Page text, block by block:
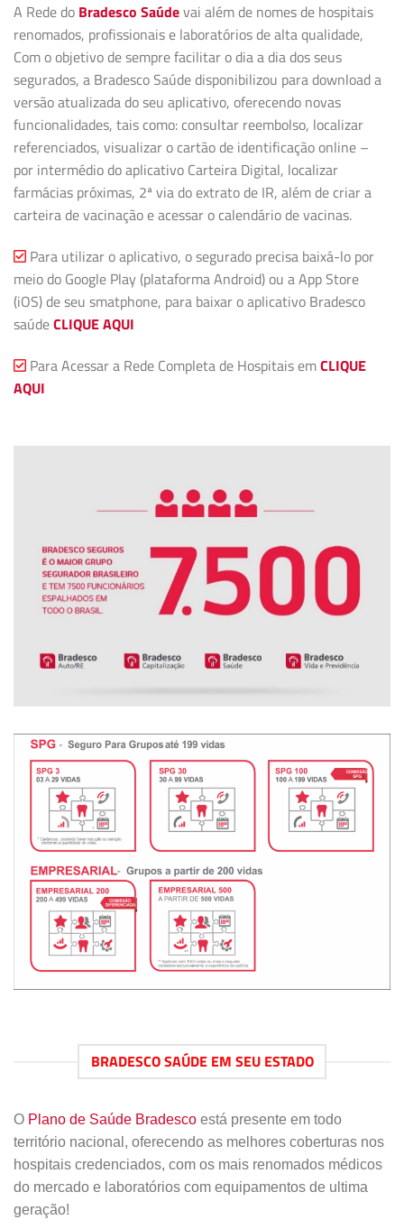
A Rede do Bradesco Saúdevai além de nomes de hospitais
renomados, profissionais e laboratórios de alta qualidade,
Com o objetivo de sempre facilitar o dia a dia dos seus
segurados, a Bradesco Saúde disponibilizou para download a
versão atualizada do seu aplicativo, oferecendo novas
funcionalidades, tais como: consultar reembolso, localizar
referenciados, visualizar o cartão de identificação online –
por intermédio do aplicativo Carteira Digital, localizar
farmácias próximas, 2ª via do extrato de IR, além de criar a
carteira de vacinação e acessar o calendário de vacinas.
Para utilizar o aplicativo, o segurado precisa baixá-lo por
meio do Google Play (plataforma Android) ou a App Store
(iOS) de seu smatphone, para baixar o aplicativo Bradesco
saúdeCLIQUE AQUI
Para Acessar a Rede Completa de Hospitais emCLIQUE
AQUI
BRADESCO SAÚDE EM SEU ESTADO
O Plano de Saúde Bradesco está presente em todo
território nacional, oferecendo as melhores coberturas nos
hospitais credenciados, com os mais renomados médicos
do mercado e laboratórios com equipamentos de ultima
geração!